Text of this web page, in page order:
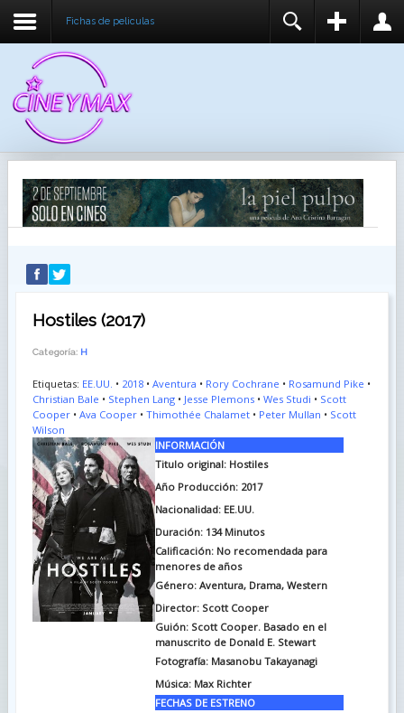
Fichas de peliculas
RECUÉRDEME
IDENTIFICARSE
REGISTER
Hostiles (2017)
Categoría: H
Etiquetas: EE.UU. • 2018• Aventura • Rory Cochrane • Rosamund Pike •
Christian Bale • Stephen Lang• Jesse Plemons• Wes Studi • Scott
Cooper• Ava Cooper• Thimothée Chalamet• Peter Mullan • Scott
Wilson
INFORMACIÓN
Titulo original: Hostiles
Año Producción: 2017
Nacionalidad: EE.UU.
Duración: 134 Minutos
Calificación: No recomendada para
menores de años
Género: Aventura, Drama, Western
Director: Scott Cooper
Guión: Scott Cooper. Basado en el
manuscrito de Donald E. Stewart
Fotografía: Masanobu Takayanagi
Música: Max Richter
FECHAS DE ESTRENO